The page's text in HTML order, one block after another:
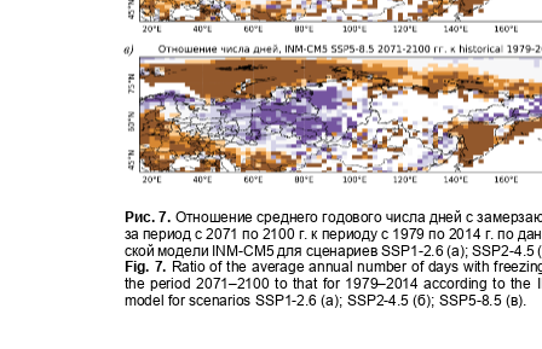
Рис. 7. Отношение среднего годового числа дней с
за период с 2071 по 2100 г. к периоду с 1979 по 2014 г. по
ской модели INM-CM5 для сценариевSSP1-2.6 (а);SSP2-4.5
Fig. 7. Ratio of the average annual number of days with
the period 2071–2100 to that for 1979–2014 according to
model for scenarios SSP1-2.6 (а); SSP2-4.5 (б); SSP5-8.5 (в).